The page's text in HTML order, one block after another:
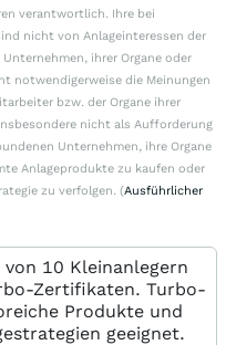
verantwortlich. Ihre bei
nicht von Anlageinteressen der
ihrer Organe oder
notwendigerweise die Meinungen
bzw. der Organe ihrer
nicht als Aufforderung
Unternehmen, ihre Organe
Anlageprodukte zu kaufen oder
zu verfolgen. (Ausführlicher
10 Kleinanlegern
Zertifikaten. Turbo-
Produkte und
geeignet.